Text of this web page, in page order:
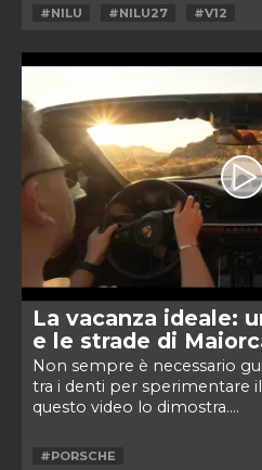
#NILU #NILU27 #V12
La vacanza ideale:
e le strade di
Non sempre è necessario
tra i denti per sperimentare
questo video lo dimostra....
#PORSCHE